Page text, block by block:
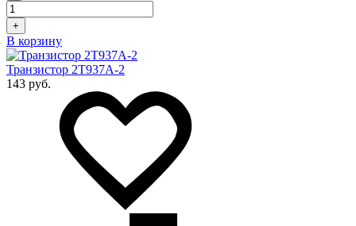
+
В корзину
Транзистор 2Т937А-2
143 руб.